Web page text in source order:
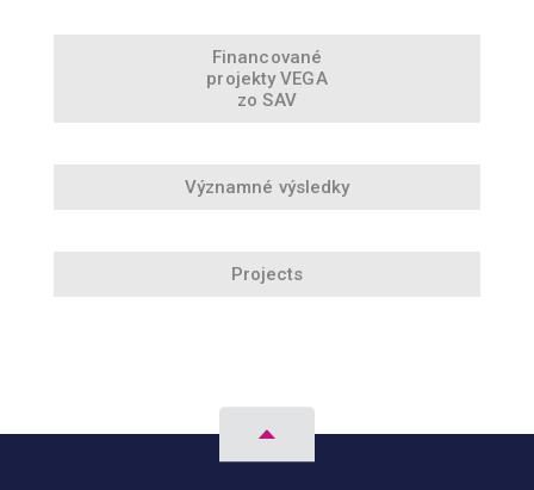
Financované
projekty VEGA
zo SAV
Významné výsledky
Projects